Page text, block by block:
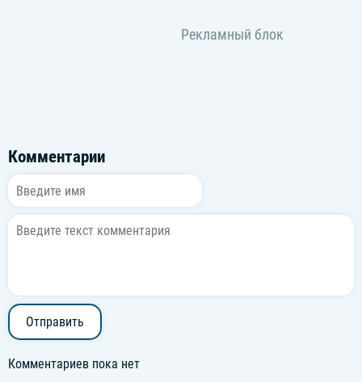
Комментарии
Отправить
Комментариев пока нет